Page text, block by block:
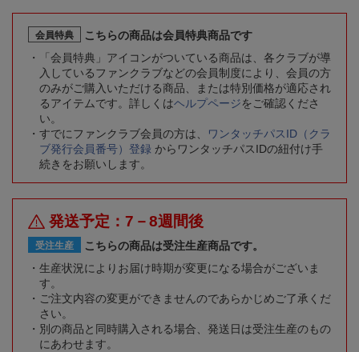
会員特典
こちらの商品は会員特典商品です
「会員特典」アイコンがついている商品は、各クラブが導
入しているファンクラブなどの会員制度により、会員の方
のみがご購入いただける商品、または特別価格が適応され
るアイテムです。詳しくはヘルプページをご確認くださ
い。
すでにファンクラブ会員の方は、
ワンタッチパスID（クラ
ブ発行会員番号）登録 からワンタッチパスIDの紐付け手
続きをお願いします。
発送予定：7－8週間後
受注生産
こちらの商品は受注生産商品です。
生産状況によりお届け時期が変更になる場合がございま
す。
ご注文内容の変更ができませんのであらかじめご了承くだ
さい。
別の商品と同時購入される場合、発送日は受注生産のもの
にあわせます。